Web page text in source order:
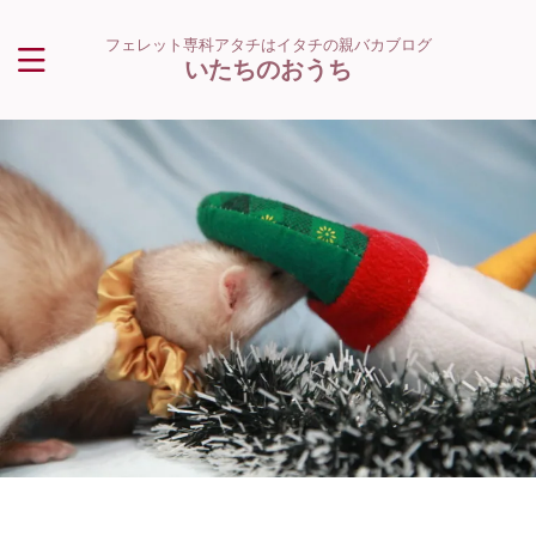
フェレット専科アタチはイタチの親バカブログ
いたちのおうち